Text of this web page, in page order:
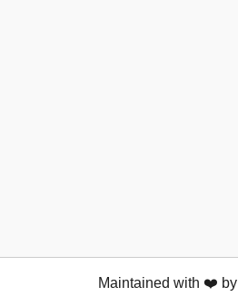
Maintained with ❤️ by